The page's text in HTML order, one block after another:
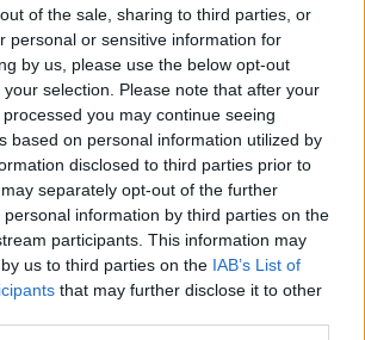
of the sale, sharing to third parties, or
personal or sensitive information for
by us, please use the below opt-out
selection. Please note that after your
you may continue seeing
based on personal information utilized by
disclosed to third parties prior to
separately opt-out of the further
information by third parties on the
participants. This information may
us to third parties on the IAB’s List of
that may further disclose it to other